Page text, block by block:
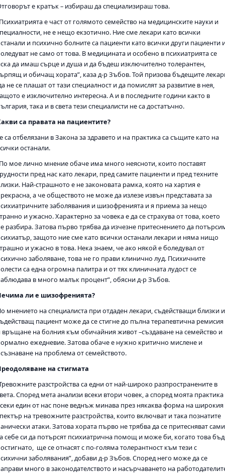
е кратък – избираш да специализираш това.
е част от голямото семейство на медицинските науки и
не е нещо екзотично. Ние сме лекари като всички
и психично болните са пациенти като всички други пациенти
не само от това. В медицината и особено в психиатрията се
да имаш сърце и душа и да бъдеш изключително толерантен,
и обичащ хората”, каза д-р Зъбов. Той призова бъдещите
не се плашат от тази специалност и да помислят за развитие в нея,
е изключително интересна. А и в последните години както в
така и в света тези специалисти не са достатъчно.
са правата на пациентите?
са отбелязани в Закона за здравето и на практика са същите като на
останали.
мое лично мнение обаче има много неясноти, които поставят
пред нас като лекари, пред самите пациенти и пред техните
Най-страшното е не законовата рамка, която на хартия е
а че обществото не може да излезе извън представата за
заболявания и шизофренията и я приема за нещо
и ужасно. Характерно за човека е да се страхува от това, което
разбира. Затова първо трябва да изчезне притеснението да
защото ние сме като всички останали лекари и няма нищо
и ужасно в това. Нека знаем, че ако някой е боледувал от
заболяване, това не го прави клинично луд. Психичните
са една огромна палитра и от тях клиничната лудост се
в много малък процент”, обясни д-р Зъбов.
ли е шизофренията?
мнението на специалиста при отдаден лекари, съдействащи близки и
пациент може да се стигне до пълна терапевтична ремисия
връщане на болния към обичайния живот –създаване на семейство и
ежедневие. Затова обаче е нужно критично мислене и
на проблема от семейството.
на стигмата
разстройства са едни от най-широко разпространените в
Според мета анализи всеки втори човек, а според моята практика
един от нас поне веднъж минава през някаква форма на широкия
на тревожните разстройства, които включват и така познатите
атаки. Затова хората първо не трябва да се притесняват сами
себе си да потърсят психиатрична помощ и може би, когато това
стигнато, ще се отнасят с по-голяма толерантност към тези с
заболявания”, добави д-р Зъбов. Според него може да се
много в законодателството и насърчаването на